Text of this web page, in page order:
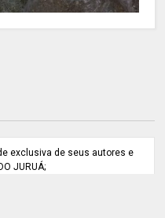
exclusiva de seus autores e
JURUÁ;